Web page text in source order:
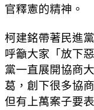
官釋憲的精神。
柯建銘帶著民進
呼籲大家「放下
黨一直展開協商
葛，創下很多協
但有上萬案子要